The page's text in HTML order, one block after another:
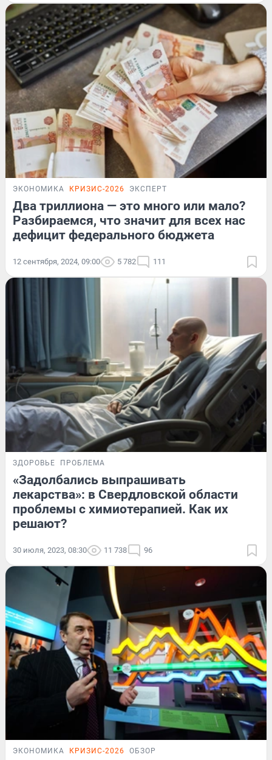
ЭКОНОМИКА КРИЗИС-2026 ЭКСПЕРТ
Два триллиона — это много или мало?
Разбираемся, что значит для всех нас
дефицит федерального бюджета
12 сентября, 2024, 09:00 5 782 111
ЗДОРОВЬЕ ПРОБЛЕМА
«Задолбались выпрашивать
лекарства»: в Свердловской области
проблемы с химиотерапией. Как их
решают?
30 июля, 2023, 08:30 11 738 96
ЭКОНОМИКА КРИЗИС-2026 ОБЗОР